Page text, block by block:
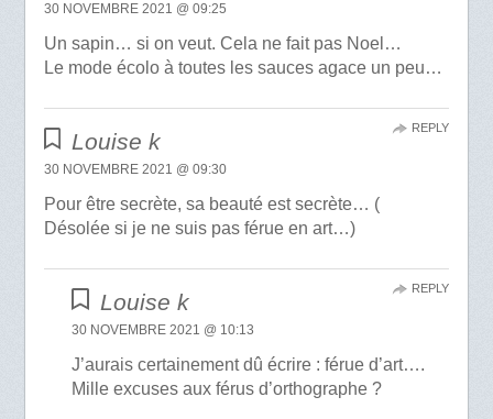
30 NOVEMBRE 2021 @ 09:25
Un sapin… si on veut. Cela ne fait pas Noel…
Le mode écolo à toutes les sauces agace un peu…
Louise k
30 NOVEMBRE 2021 @ 09:30
Pour être secrète, sa beauté est secrète… (
Désolée si je ne suis pas férue en art…)
REPLY
Louise k
30 NOVEMBRE 2021 @ 10:13
J’aurais certainement dû écrire : férue d’art….
Mille excuses aux férus d’orthographe ?
REPLY